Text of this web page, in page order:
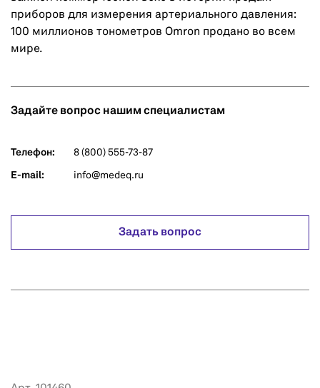
приборов для измерения артериального давления:
100 миллионов тонометров Omron продано во всем
мире.
Задайте вопрос нашим специалистам
Телефон: 8 (800) 555-73-87
E-mail: info@medeq.ru
Задать вопрос